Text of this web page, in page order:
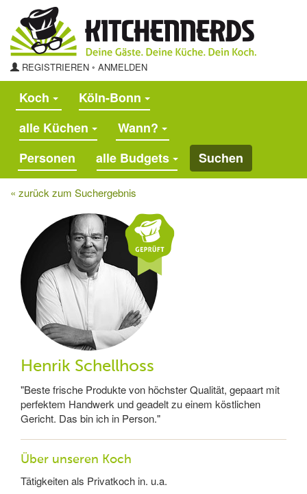
REGISTRIEREN ◦ ANMELDEN
Koch
Köln-Bonn
alle Küchen
Wann?
alle Budgets
Suchen
« zurück zum Suchergebnis
Henrik Schellhoss
"Beste frische Produkte von höchster Qualität, gepaart mit
perfektem Handwerk und geadelt zu einem köstlichen
Gericht. Das bin ich in Person."
Über unseren Koch
Tätigkeiten als Privatkoch in. u.a.